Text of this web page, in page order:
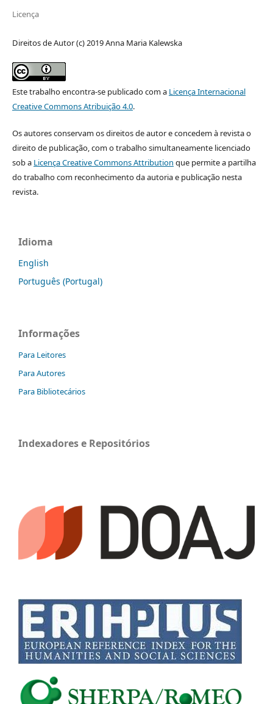
Licença
Direitos de Autor (c) 2019 Anna Maria Kalewska
Este trabalho encontra-se publicado com a Licença Internacional
Creative Commons Atribuição 4.0.
Os autores conservam os direitos de autor e concedem à revista o
direito de publicação, com o trabalho simultaneamente licenciado
sob a Licença Creative Commons Attribution que permite a partilha
do trabalho com reconhecimento da autoria e publicação nesta
revista.
Idioma
English
Português (Portugal)
Informações
Para Leitores
Para Autores
Para Bibliotecários
Indexadores e Repositórios